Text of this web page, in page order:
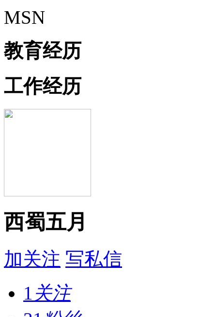
MSN
教育经历
工作经历
西蜀五月
加关注 写私信
1 关注